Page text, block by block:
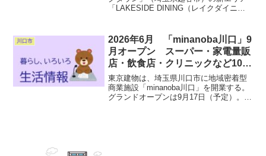
「LAKESIDE DINING（レイクダイニン
イクタウンのアウトレット側に広がる...
川口市
2026年6月 「minanoba川口」9
月オープン スーパー・家電量販
店・飲食店・クリニックなど10店
舗の出店が決定！
東京建物は、埼玉県川口市に地域密着型
商業施設「minanoba川口」を開業する。
グランドオープンは9月17日（予定）。出